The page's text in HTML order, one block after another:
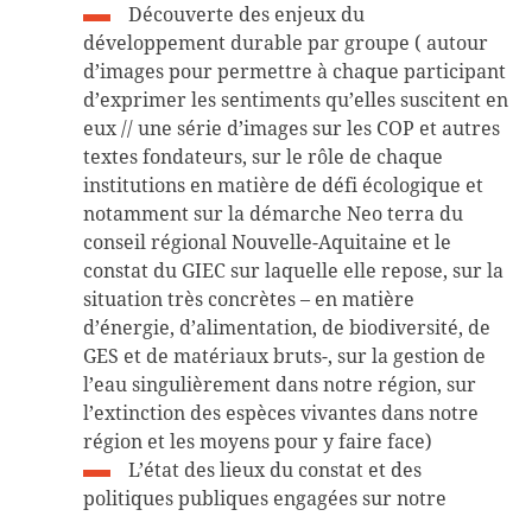
Découverte des enjeux du
développement durable par groupe ( autour
d’images pour permettre à chaque participant
d’exprimer les sentiments qu’elles suscitent en
eux // une série d’images sur les COP et autres
textes fondateurs, sur le rôle de chaque
institutions en matière de défi écologique et
notamment sur la démarche Neo terra du
conseil régional Nouvelle-Aquitaine et le
constat du GIEC sur laquelle elle repose, sur la
situation très concrètes – en matière
d’énergie, d’alimentation, de biodiversité, de
GES et de matériaux bruts-, sur la gestion de
l’eau singulièrement dans notre région, sur
l’extinction des espèces vivantes dans notre
région et les moyens pour y faire face)
L’état des lieux du constat et des
politiques publiques engagées sur notre